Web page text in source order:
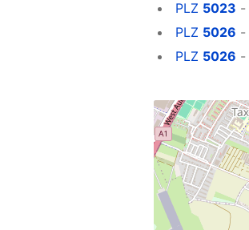
PLZ 5023 -
PLZ 5026 -
PLZ 5026 -